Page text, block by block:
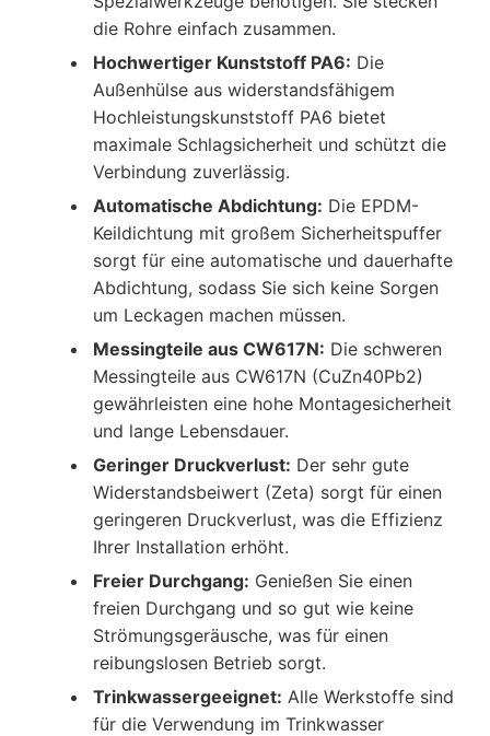
die Rohre einfach zusammen.
Hochwertiger Kunststoff PA6: Die
Außenhülse aus widerstandsfähigem
Hochleistungskunststoff PA6 bietet
maximale Schlagsicherheit und schützt die
Verbindung zuverlässig.
Automatische Abdichtung: Die EPDM-
Keildichtung mit großem Sicherheitspuffer
sorgt für eine automatische und dauerhafte
Abdichtung, sodass Sie sich keine Sorgen
um Leckagen machen müssen.
Messingteile aus CW617N: Die schweren
Messingteile aus CW617N (CuZn40Pb2)
gewährleisten eine hohe Montagesicherheit
und lange Lebensdauer.
Geringer Druckverlust: Der sehr gute
Widerstandsbeiwert (Zeta) sorgt für einen
geringeren Druckverlust, was die Effizienz
Ihrer Installation erhöht.
Freier Durchgang: Genießen Sie einen
freien Durchgang und so gut wie keine
Strömungsgeräusche, was für einen
reibungslosen Betrieb sorgt.
Trinkwassergeeignet: Alle Werkstoffe sind
für die Verwendung im Trinkwasser